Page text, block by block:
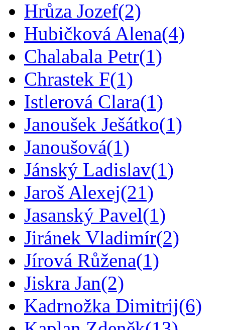
Hrůza Jozef(2)
Hubičková Alena(4)
Chalabala Petr(1)
Chrastek F(1)
Istlerová Clara(1)
Janoušek Ješátko(1)
Janoušová(1)
Jánský Ladislav(1)
Jaroš Alexej(21)
Jasanský Pavel(1)
Jiránek Vladimír(2)
Jírová Růžena(1)
Jiskra Jan(2)
Kadrnožka Dimitrij(6)